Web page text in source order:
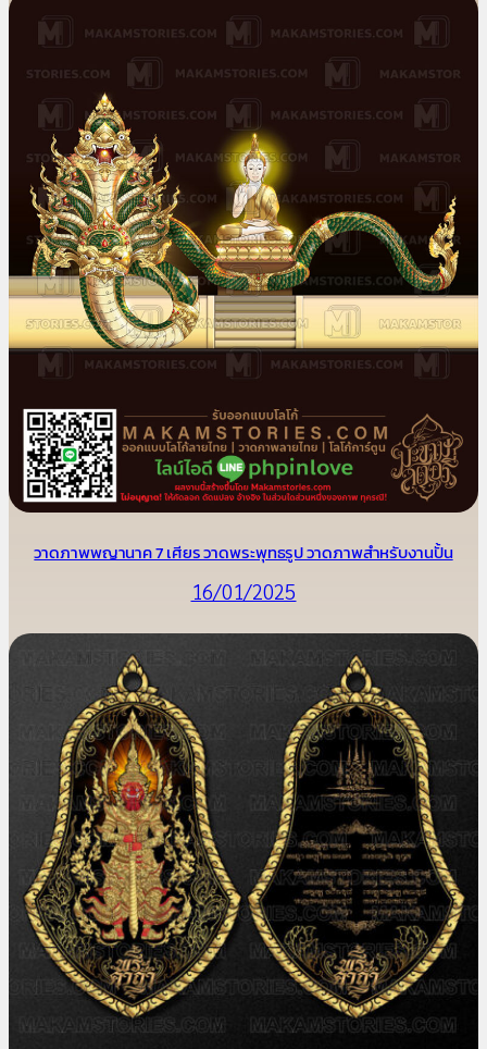
วาดภาพพญานาค 7 เศียร วาดพระพุทธรูป วาดภาพสำหรับงานปั้น
16/01/2025